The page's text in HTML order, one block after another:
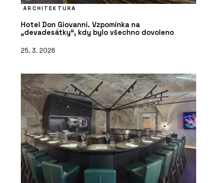
ARCHITEKTURA
Hotel Don Giovanni. Vzpomínka na
„devadesátky“, kdy bylo všechno dovoleno
25. 3. 2026